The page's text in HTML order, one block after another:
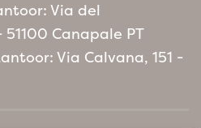
Via del
Canapale PT
Via Calvana, 151 -